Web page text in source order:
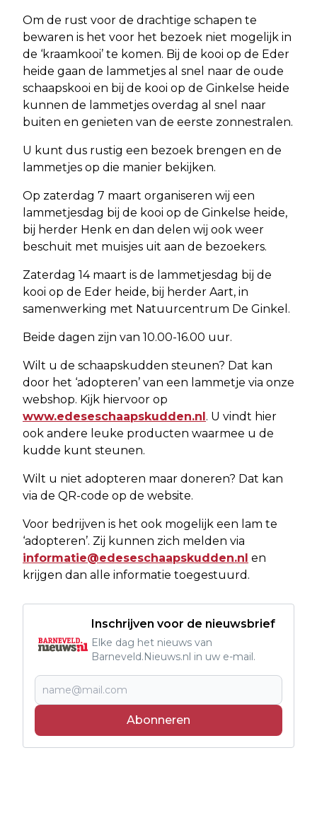
Om de rust voor de drachtige schapen te
bewaren is het voor het bezoek niet mogelijk in
de ‘kraamkooi’ te komen. Bij de kooi op de Eder
heide gaan de lammetjes al snel naar de oude
schaapskooi en bij de kooi op de Ginkelse heide
kunnen de lammetjes overdag al snel naar
buiten en genieten van de eerste zonnestralen.
U kunt dus rustig een bezoek brengen en de
lammetjes op die manier bekijken.
Op zaterdag 7 maart organiseren wij een
lammetjesdag bij de kooi op de Ginkelse heide,
bij herder Henk en dan delen wij ook weer
beschuit met muisjes uit aan de bezoekers.
Zaterdag 14 maart is de lammetjesdag bij de
kooi op de Eder heide, bij herder Aart, in
samenwerking met Natuurcentrum De Ginkel.
Beide dagen zijn van 10.00-16.00 uur.
Wilt u de schaapskudden steunen? Dat kan
door het ‘adopteren’ van een lammetje via onze
webshop. Kijk hiervoor op
www.edeseschaapskudden.nl . U vindt hier
ook andere leuke producten waarmee u de
kudde kunt steunen.
Wilt u niet adopteren maar doneren? Dat kan
via de QR-code op de website.
Voor bedrijven is het ook mogelijk een lam te
‘adopteren’. Zij kunnen zich melden via
informatie@edeseschaapskudden.nl en
krijgen dan alle informatie toegestuurd.
Inschrijven voor de nieuwsbrief
Elke dag het nieuws van
Barneveld.Nieuws.nl in uw e-mail.
Abonneren